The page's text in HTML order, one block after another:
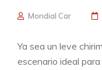
Mondial Car
Ya sea un leve
escenario ideal